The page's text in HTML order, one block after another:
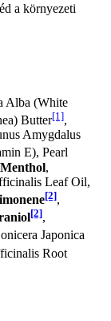
a környezeti
Alba (White
Butter[1],
Amygdalus
E), Pearl
Menthol,
Leaf Oil,
[2],
[2],
Japonica
Root